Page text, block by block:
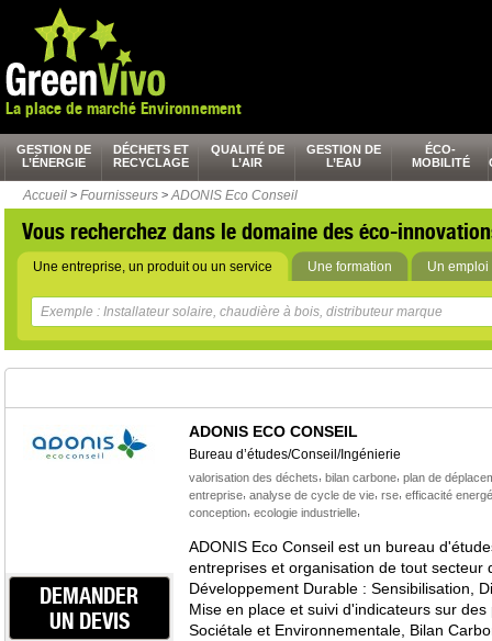
La place de marché Environnement
GESTION DE
L’ÉNERGIE
DÉCHETS ET
RECYCLAGE
QUALITÉ DE
L’AIR
GESTION DE
L’EAU
ÉCO-
MOBILITÉ
Accueil > Fournisseurs > ADONIS Eco Conseil
Vous recherchez dans le domaine des éco-
Une entreprise, un produit ou un service Une formation Un emploi
DEMANDER
UN DEVIS
ADONIS ECO CONSEIL
Bureau d’études/Conseil/Ingénierie
valorisation des déchets bilan carbone, plan de
entreprise, analyse de cycle de vie, rse, efficacité
conception, ecologie industrielle,
ADONIS Eco Conseil est un bureau
entreprises et organisation de tout secteur
Développement Durable : Sensibilisation,
Mise en place et suivi d'indicateurs sur
Sociétale et Environnementale, Bilan